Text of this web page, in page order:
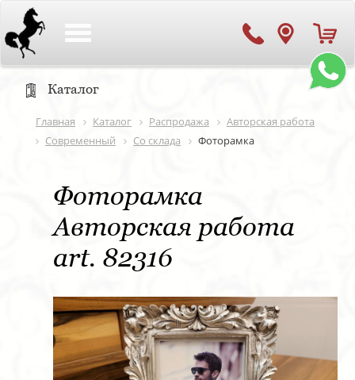
Каталог
Главная Каталог Распродажа
Авторская работа
Современный
Со склада Фоторамка
Фоторамка
Авторская работа
art. 82316